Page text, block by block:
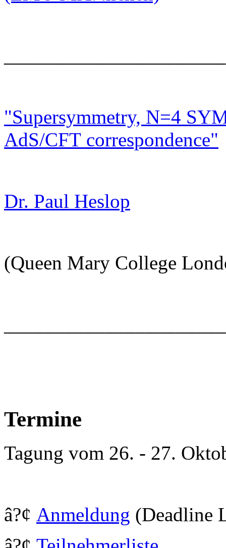
"Supersymmetry, N=4
AdS/CFT correspondence"
Dr. Paul Heslop
(Queen Mary College
Termine
Tagung vom 26. - 27.
â?¢ Anmeldung (Deadline